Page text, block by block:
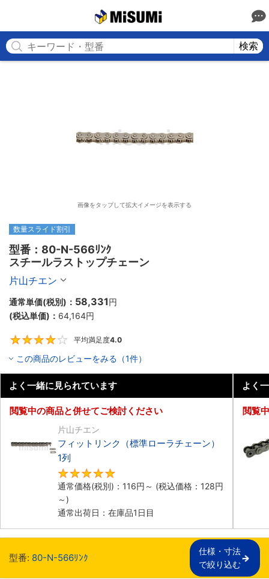
検索
画像をタップして拡大イメージを表示する
数量スライド割引
型番：80-N-566ﾘﾝｸ
スチールラストップチェーン
片山チエン
通常単価(税別)： 58,331円
(税込単価)： 64,164円
平均満足度4.0
この商品のレビューをみる（1件）
よく一緒に見られています
閲覧中の商品と併せてご検討ください
片山チエン
フィットリンク（標準ローラチェーン）
1列
通常価格(税別)： 116円 ～ (税込価格： 128円
～)
通常出荷日：在庫品1日目
よく
閲覧
型番: 80-N-566ﾘﾝｸ
仕様・寸法
で絞り込む